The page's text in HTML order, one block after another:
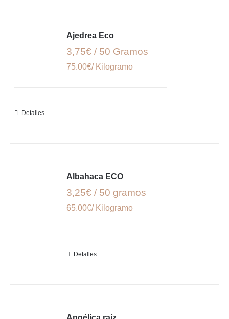
Ajedrea Eco
3,75€ / 50 Gramos
75.00€/ Kilogramo
Detalles
Albahaca ECO
3,25€ / 50 gramos
65.00€/ Kilogramo
Detalles